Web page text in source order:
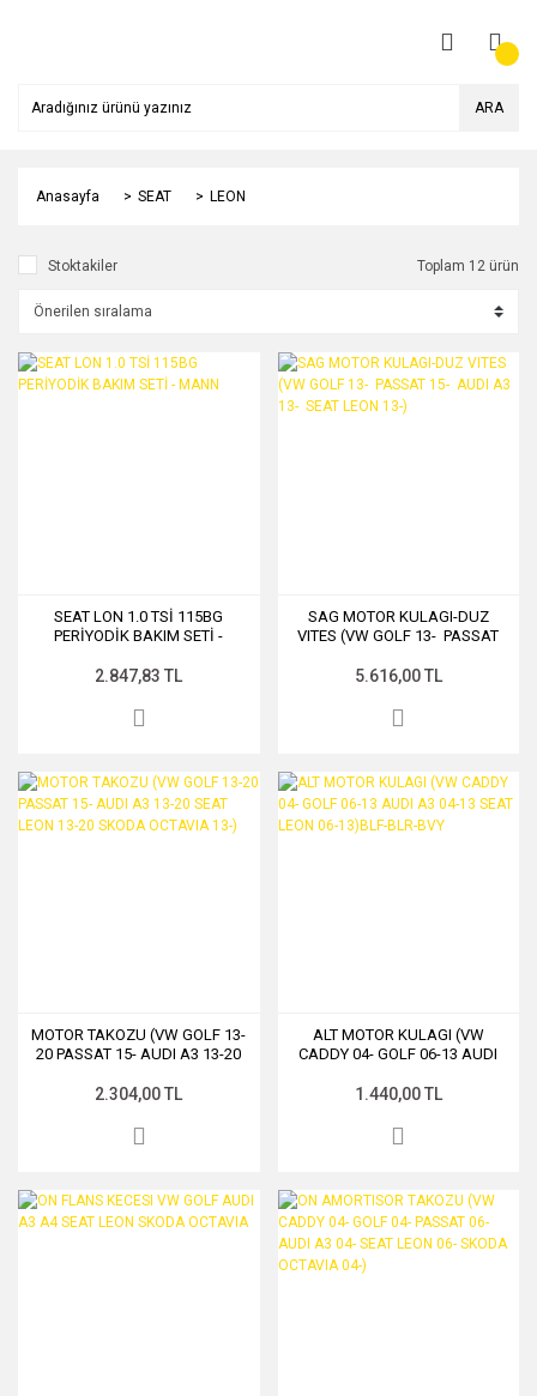
ARA
Anasayfa SEAT LEON
Stoktakiler Toplam 12 ürün
SEAT LON 1.0 TSİ 115BG
PERİYODİK BAKIM SETİ -
2.847,83 TL
SAG MOTOR KULAGI-DUZ
VITES (VW GOLF 13- PASSAT
13-)
5.616,00 TL
MOTOR TAKOZU (VW GOLF 13-
20 PASSAT 15- AUDI A3 13-20
OCTAVIA 13-)
2.304,00 TL
ALT MOTOR KULAGI (VW
CADDY 04- GOLF 06-13 AUDI
13)BLF-BLR-BVY
1.440,00 TL